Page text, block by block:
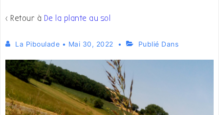
‹ Retour à De la plante au sol
La Piboulade • Mai 30, 2022 Publié Dans